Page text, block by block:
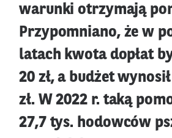
warunki otrzymają
Przypomniano, że w
latach kwota dopłat
20 zł, a budżet
zł. W 2022 r. taką
27,7 tys. hodowców